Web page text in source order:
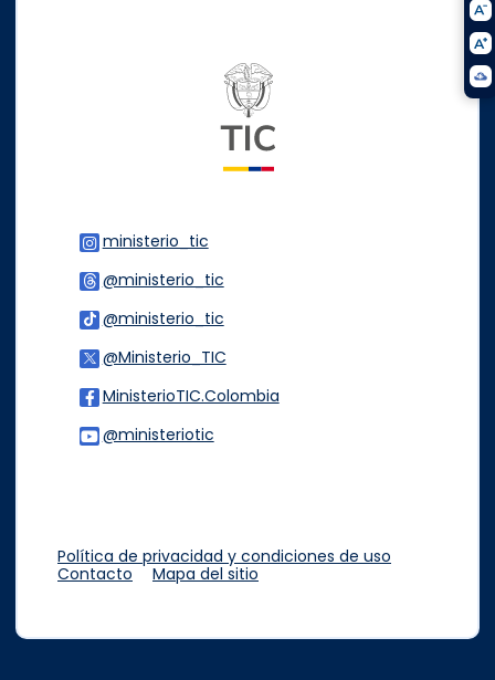
ministerio_tic
@ministerio_tic
@ministerio_tic
@Ministerio_TIC
MinisterioTIC.Colombia
@ministeriotic
Política de privacidad y condiciones de uso
Contacto
Mapa del sitio